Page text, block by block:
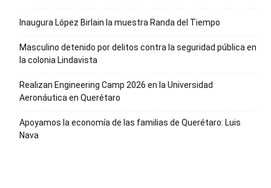
Inaugura López Birlain la muestra Randa del Tiempo
Masculino detenido por delitos contra la seguridad pública en
la colonia Lindavista
Realizan Engineering Camp 2026 en la Universidad
Aeronáutica en Querétaro
Apoyamos la economía de las familias de Querétaro: Luis
Nava